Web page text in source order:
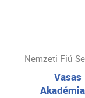
Nemzeti Fiú
Vasas